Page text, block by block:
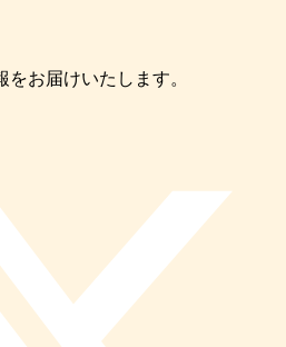
お届けいたします。